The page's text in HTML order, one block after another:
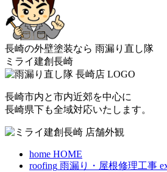
長崎の外壁塗装なら 雨漏り直し隊
ミライ建創長崎
長崎市内と市内近郊を中心に
長崎県下も全域対応いたします。
home HOME
roofing 雨漏り・屋根修理工事